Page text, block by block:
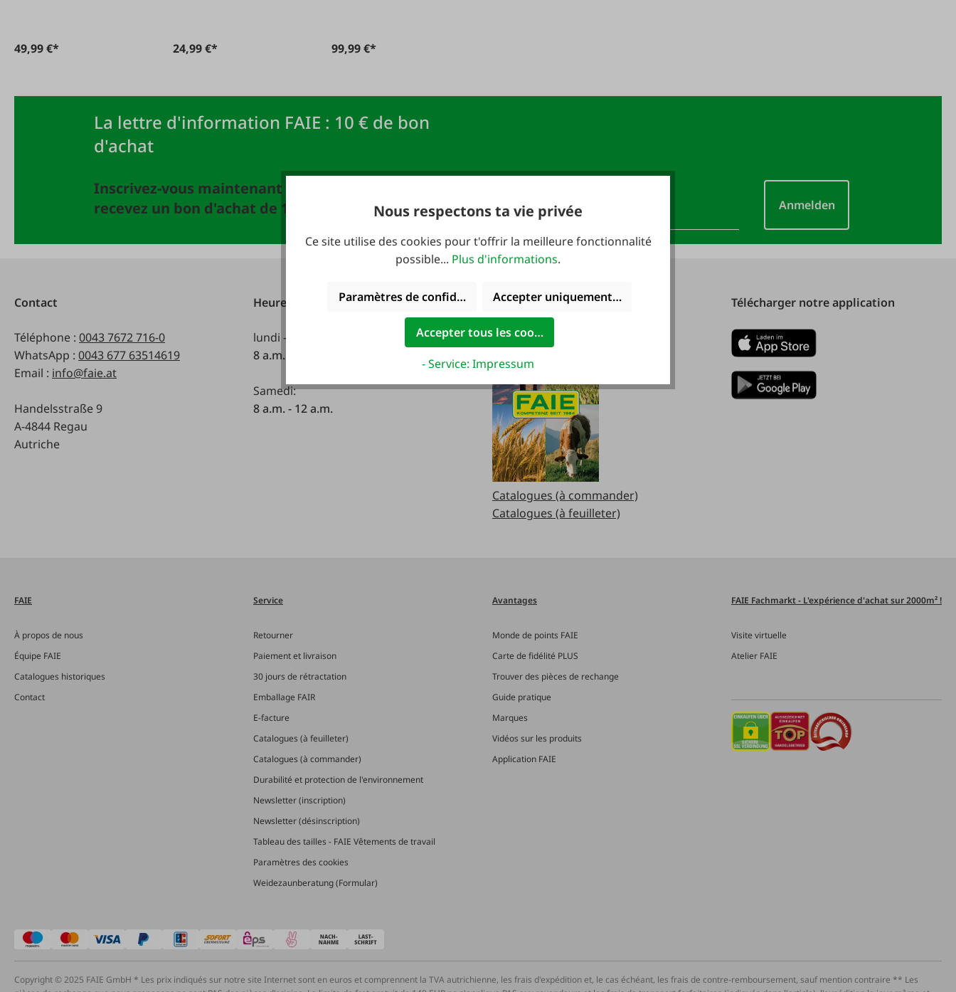
49,99 €* 24,99 €* 99,99 €*
La lettre d'information FAIE : 10 € de bon
d'achat
Inscrivez-vous maintenant à la newsletter FAIE et
recevez un bon d'achat de 10 EUR !
Anmelden
Contact
Téléphone : 0043 7672 716-0
WhatsApp : 0043 677 63514619
Email : info@faie.at
Handelsstraße 9
A-4844 Regau
Autriche
Heures d'ouverture:
lundi - vendredi:
8 a.m. - 5 p.m
Samedi:
8 a.m. - 12 a.m.
Catalogues
Catalogues (à commander)
Catalogues (à feuilleter)
Télécharger notre application
FAIE
À propos de nous
Équipe FAIE
Catalogues historiques
Contact
Service
Retourner
Paiement et livraison
30 jours de rétractation
Emballage FAIR
E-facture
Catalogues (à feuilleter)
Catalogues (à commander)
Durabilité et protection de l'environnement
Newsletter (inscription)
Newsletter (désinscription)
Tableau des tailles - FAIE Vêtements de travail
Paramètres des cookies
Weidezaunberatung (Formular)
Avantages
Monde de points FAIE
Carte de fidélité PLUS
Trouver des pièces de rechange
Guide pratique
Marques
Vidéos sur les produits
Application FAIE
FAIE Fachmarkt - L'expérience d'achat sur 2000m² !
Visite virtuelle
Atelier FAIE
Copyright © 2025 FAIE GmbH * Les prix indiqués sur notre site Internet sont en euros et comprennent la TVA autrichienne, les frais d'expédition et, le cas échéant, les frais de contre-remboursement, sauf mention contraire ** Les
Nous respectons ta vie privée
Ce site utilise des cookies pour t'offrir la meilleure fonctionnalité
possible... Plus d'informations.
Paramètres de confidentialitéAccepter uniquement les cookies fonctionnels
Accepter tous les cookies
- Service: Impressum